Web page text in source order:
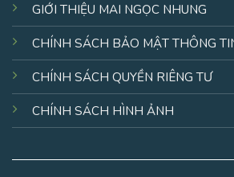
GIỚI THIỆU MAI NGỌC NHUNG
CHÍNH SÁCH BẢO MẬT THÔNG
CHÍNH SÁCH QUYỀN RIÊNG TƯ
CHÍNH SÁCH HÌNH ẢNH